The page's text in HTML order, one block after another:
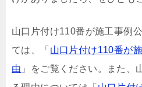
山口片付け110番が施工事例
ては、「 山口片付け110番が
由 」をご覧ください。また、